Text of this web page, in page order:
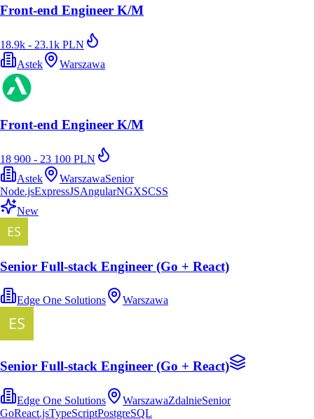
Front-end Engineer K/M
18.9k - 23.1k PLN
Astek
Warszawa
Front-end Engineer K/M
18 900 - 23 100 PLN
Astek
WarszawaSenior
Node.jsExpressJSAngularNGXSCSS
New
Senior Full-stack Engineer (Go + React)
Edge One Solutions Warszawa
Senior Full-stack Engineer (Go + React)
Edge One Solutions WarszawaZdalnieSenior
GoReact.jsTypeScriptPostgreSQL